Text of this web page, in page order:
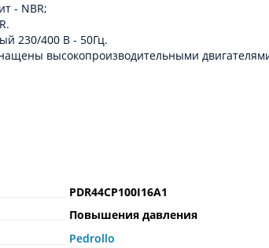
- NBR;
230/400 В - 50Гц.
высокопроизводительными двигателями
PDR44CP100I16A1
Повышения давления
Pedrollo